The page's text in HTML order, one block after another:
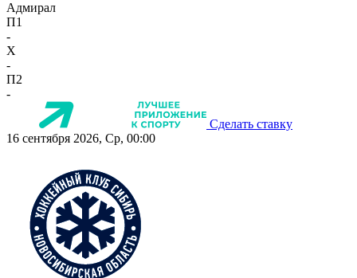
Адмирал
П1
-
X
-
П2
-
Сделать ставку
16 сентября 2026, Ср, 00:00